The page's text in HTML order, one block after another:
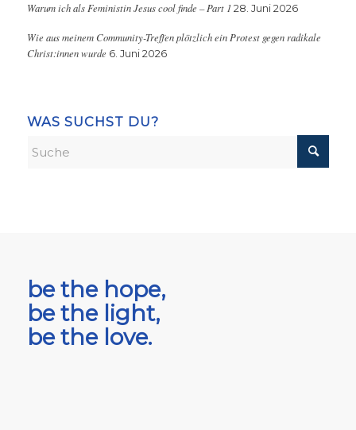
Warum ich als Feministin Jesus cool finde – Part 1 28. Juni 2026
Wie aus meinem Community-Treffen plötzlich ein Protest gegen radikale
Christ:innen wurde 6. Juni 2026
WAS SUCHST DU?
be the hope,
be the light,
be the love.